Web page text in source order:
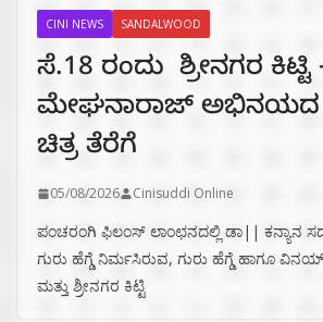
CINI NEWS SANDALWOOD
ಸೆ.18 ರಂದು ಶ್ರೀನಗರ ಕಿಟ್ಟಿ
ಮೇಘನಾರಾಜ್ ಅಭಿನಯದ
ಚಿತ್ರ ತೆರೆಗೆ
05/08/2026 Cinisuddi Online
ಪಂಚರಂಗಿ ಫಿಲಂಸ್ ಲಾಂಛನದಲ್ಲಿ ಡಾ|| ಕನ್ಯಾನ
ಗುರು ಹೆಗ್ಡೆ ನಿರ್ಮಸಿರುವ, ಗುರು ಹೆಗ್ಡೆ ಹಾಗೂ
ಮತ್ತು ಶ್ರೀನಗರ ಕಿಟ್ಟಿ